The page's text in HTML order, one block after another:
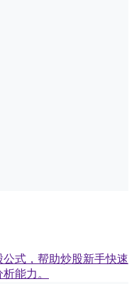
式，帮助炒股新手快速
能力。